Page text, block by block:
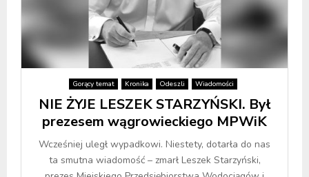
Gorący temat Kronika Odeszli Wiadomości
NIE ŻYJE LESZEK STARZYŃSKI. Był
prezesem wągrowieckiego MPWiK
Wcześniej uległ wypadkowi. Niestety, dotarła do nas
ta smutna wiadomość – zmarł Leszek Starzyński,